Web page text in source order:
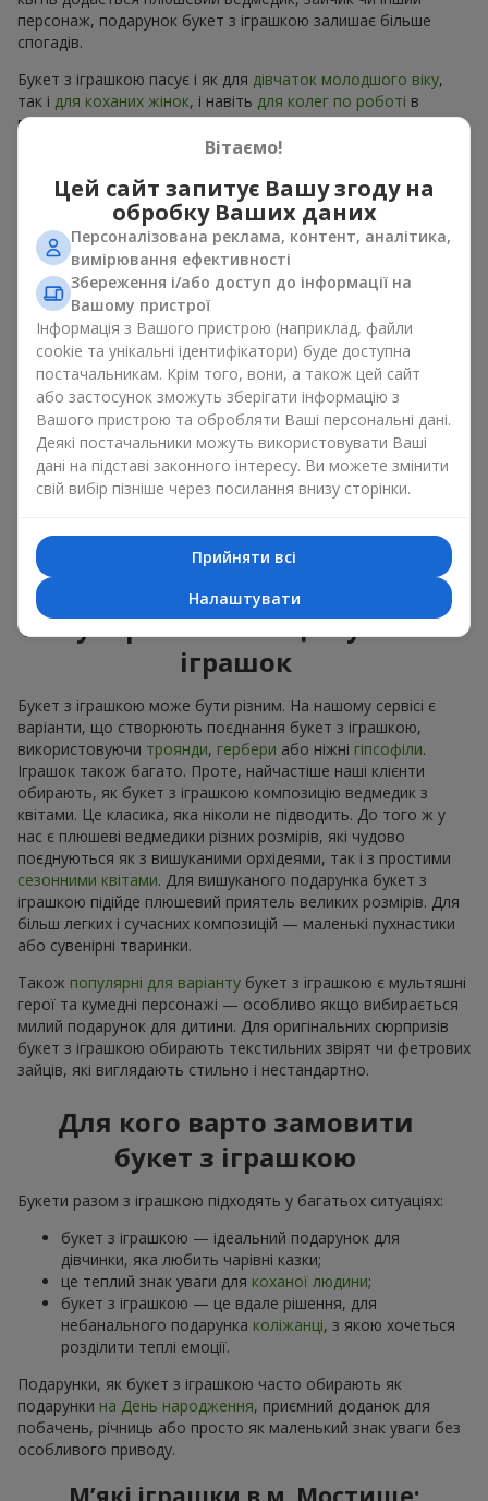
персонаж, подарунок букет з іграшкою залишає більше
спогадів.
Букет з іграшкою пасує і як для дівчаток молодшого віку,
так і для коханих жінок, і навіть для колег по роботі в
певних випадках. Такий подарунок букет з іграшкою
підкреслює щиру турботу, затишок та бажання зробити
пропозиції на будь-який смак та бюджет, щоб зробити
подарунок в м. Мостище незабутнім.
Як м’яка іграшка підкреслює
емоції разом із квітами
Букет з іграшкою — універсальне і завжди влучне рішення.
Таке поєднання подвоює емоції та дає можливість
оновлювати їх в пам’яті, кожен раз, коли плюшевий
приятель потрапляє у поле зору Разом букет з іграшкою
працюють ідеально. Квіти та іграшка створюють баланс між
красою і ніжністю, а ще залишають приємний подарунок на
довгі роки.
відмінний спосіб лишити спогад про того, хто подарував
цей букет з іграшкою.
Популярні комбінації букетів і
іграшок
Букет з іграшкою може бути різним. На нашому сервісі є
варіанти, що створюють поєднання букет з іграшкою,
використовуючи троянди, гербери або ніжні гіпсофіли.
Іграшок також багато. Проте, найчастіше наші клієнти
обирають, як букет з іграшкою композицію ведмедик з
квітами. Це класика, яка ніколи не підводить. До того ж у
нас є плюшеві ведмедики різних розмірів, які чудово
поєднуються як з вишуканими орхідеями, так і з простими
сезонними квітами. Для вишуканого подарунка букет з
іграшкою підійде плюшевий приятель великих розмірів. Для
більш легких і сучасних композицій — маленькі пухнастики
або сувенірні тваринки.
Також популярні для варіанту букет з іграшкою є мультяшні
герої та кумедні персонажі — особливо якщо вибирається
милий подарунок для дитини. Для оригінальних сюрпризів
букет з іграшкою обирають текстильних звірят чи фетрових
зайців, які виглядають стильно і нестандартно.
Для кого варто замовити
букет з іграшкою
Букети разом з іграшкою підходять у багатьох ситуаціях:
букет з іграшкою — ідеальний подарунок для
дівчинки, яка любить чарівні казки;
це теплий знак уваги для коханої людини;
букет з іграшкою — це вдале рішення, для
небанального подарунка коліжанці, з якою хочеться
розділити теплі емоції.
Подарунки, як букет з іграшкою часто обирають як
подарунки на День народження, приємний доданок для
побачень, річниць або просто як маленький знак уваги без
особливого приводу.
Вітаємо!
Цей сайт запитує Вашу згоду на
обробку Ваших даних
Персоналізована реклама, контент, аналітика,
вимірювання ефективності
Збереження і/або доступ до інформації на
Вашому пристрої
Інформація з Вашого пристрою (наприклад, файли
cookie та унікальні ідентифікатори) буде доступна
постачальникам. Крім того, вони, а також цей сайт
або застосунок зможуть зберігати інформацію з
Вашого пристрою та обробляти Ваші персональні дані.
Деякі постачальники можуть використовувати Ваші
дані на підставі законного інтересу. Ви можете змінити
свій вибір пізніше через посилання внизу сторінки.
Прийняти всі
Налаштувати